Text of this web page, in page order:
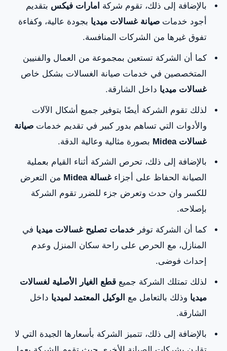
بالإضافة إلى ذلك، تقوم شركة امارات فيكس بتقديم
أجود خدمات صيانة غسالات ميديا بجودة عالية، وكفاءة
تفوق غيرها من الشركات المنافسة.
كما أن الشركة تستعين بمجموعة من العمال والفنيين
المتخصصين في خدمات صيانة الغسالات بشكل خاص
غسالات ميديا داخل الشارقة.
لذلك تقوم الشركة أيضًا بتوفير جميع أشكال الآلات
والأدوات التي تساهم بدور كبير في تقديم خدمات صيانة
غسالات Midea
بصورة مثالية وعالية الدقة.
بالإضافة إلى ذلك، تحرص الشركة أثناء القيام بعملية
الصيانة الحفاظ على أجزاءغسالة Midea
من التعرض
للكسر وان حدث وتعرض جزء للضرر تقوم الشركة
بإصلاحه.
كما أن الشركة توفر خدمات تصليح غسالات ميديا في
المنازل، مع الحرص على راحة سكان المنزل وعدم
إحداث فوضى.
لذلك تمتلك الشركة جميع قطع الغيار الأصلية لغسالات
ميديا وذلك بالتعامل مع الوكيل المعتمد لميديا داخل
الشارقة.
بالإضافة إلى ذلك، تتميز الشركة بأسعارها الجيدة التي لا